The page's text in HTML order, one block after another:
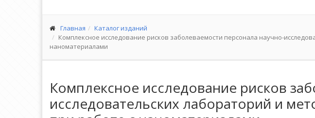
Главная
Каталог изданий
Комплексное исследование рисков заболеваемости персонала научно-
наноматериалами
Комплексное исследование рисков
исследовательских лабораторий и